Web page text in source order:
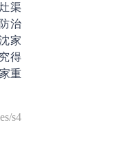
渠
治
家
得
重
s4